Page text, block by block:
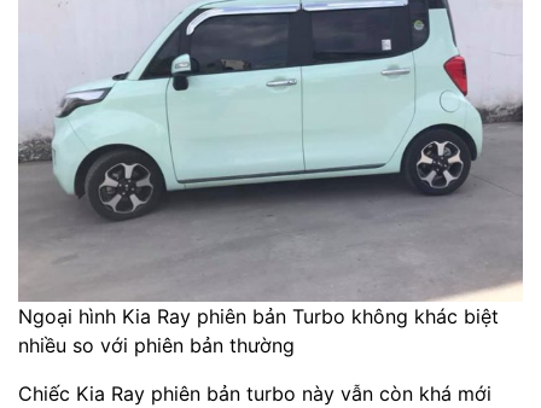
Ngoại hình Kia Ray phiên bản Turbo không khác biệt
nhiều so với phiên bản thường
Chiếc Kia Ray phiên bản turbo này vẫn còn khá mới